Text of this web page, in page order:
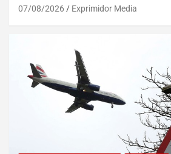
07/08/2026 Exprimidor Media